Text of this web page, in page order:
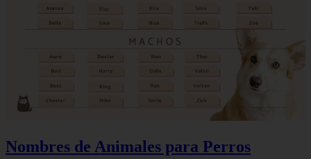
Nombres de Animales para Perros